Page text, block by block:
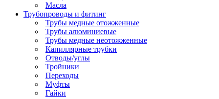
Масла
Трубопроводы и фитинг
Трубы медные отожженные
Трубы алюминиевые
Трубы медные неотожженные
Капиллярные трубки
Отводы/углы
Тройники
Переходы
Муфты
Гайки